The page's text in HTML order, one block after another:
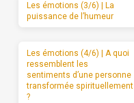
Les émotions (3/6) | La
puissance de l’humeur
Les émotions (4/6) | A quoi
ressemblent les
sentiments d’une personne
transformée spirituellement
?